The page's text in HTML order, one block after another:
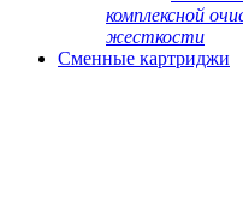
комплексной
жесткости
Сменные картриджи